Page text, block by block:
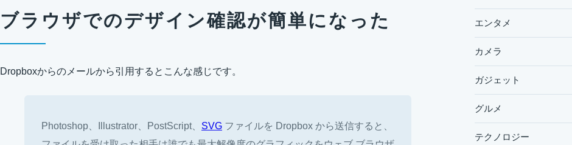
ブラウザでのデザイン確認が簡単になった
Dropboxからのメールから引用するとこんな感じです。
Photoshop、Illustrator、PostScript、 SVG ファイルを Dropbox から送信すると、
エンタメ
カメラ
ガジェット
グルメ
テクノロジー